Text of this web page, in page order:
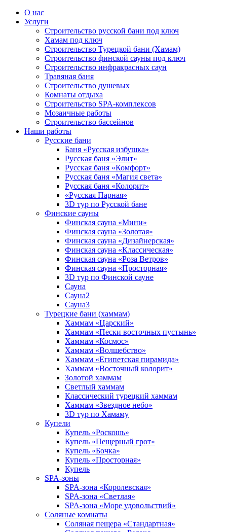
О нас
Услуги
Строительство русской бани под ключ
Хамам под ключ
Строительство Турецкой бани (Хамам)
Строительство финской сауны под ключ
Строительство инфракрасных саун
Травяная баня
Строительство душевых
Комнаты отдыха
Строительство SPA-комплексов
Мозаичные работы
Строительство бассейнов
Наши работы
Русские бани
Баня «Русская избушка»
Русская баня «Элит»
Русская баня «Комфорт»
Русская баня «Магия света»
Русская баня «Колорит»
«Русская Парная»
3D тур по Русской бане
Финские сауны
Финская сауна «Мини»
Финская сауна «Золотая»
Финская сауна «Дизайнерская»
Финская сауна «Классическая»
Финская сауна «Роза Ветров»
Финская сауна «Просторная»
3D тур по Финской сауне
Сауна
Сауна2
Сауна3
Турецкие бани (хаммам)
Хаммам «Царский»
Хаммам «Пески восточных пустынь»
Хаммам «Космос»
Хаммам «Волшебство»
Хаммам «Египетская пирамида»
Хаммам «Восточный колорит»
Золотой хаммам
Светлый хаммам
Классический турецкий хаммам
Хаммам «Звездное небо»
3D тур по Хамаму
Купели
Купель «Роскошь»
Купель «Пещерный грот»
Купель «Бочка»
Купель «Просторная»
Купель
SPA-зоны
SPA-зона «Королевская»
SPA-зона «Светлая»
SPA-зона «Море удовольствий»
Соляные комнаты
Соляная пещера «Стандартная»